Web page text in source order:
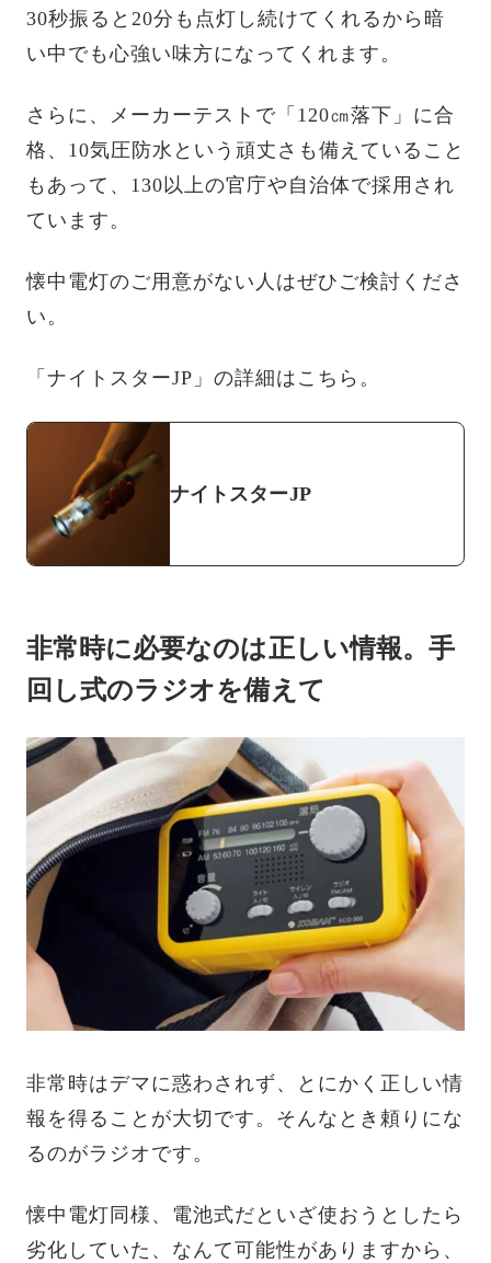
30秒振ると20分も点灯し続けてくれるから暗
い中でも心強い味方になってくれます。
さらに、メーカーテストで「120㎝落下」に合
格、10気圧防水という頑丈さも備えていること
もあって、130以上の官庁や自治体で採用され
ています。
懐中電灯のご用意がない人はぜひご検討くださ
い。
「ナイトスターJP」の詳細はこちら。
ナイトスターJP
非常時に必要なのは正しい情報。手
回し式のラジオを備えて
非常時はデマに惑わされず、とにかく正しい情
報を得ることが大切です。そんなとき頼りにな
るのがラジオです。
懐中電灯同様、電池式だといざ使おうとしたら
劣化していた、なんて可能性がありますから、